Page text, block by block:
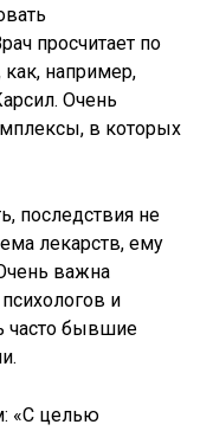
просчитает по
например,
Очень
в которых
последствия не
лекарств, ему
важна
и
часто бывшие
«С целью